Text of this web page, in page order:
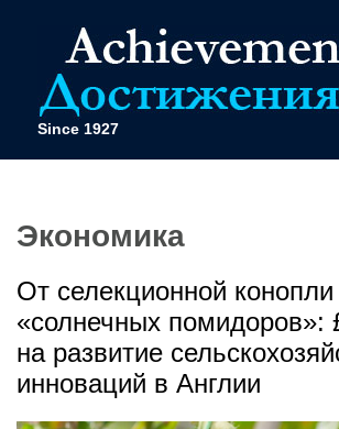
Since 1927
Экономика
От селекционной
«солнечных помидоров»:
на развитие
инноваций в Англии